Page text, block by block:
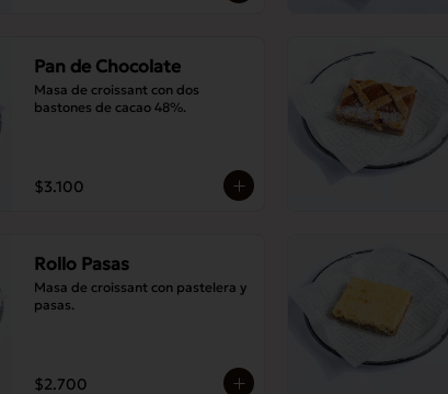
Pan de Chocolate
Masa de croissant con dos
bastones de cacao 48%.
$3.100
Rollo Pasas
Masa de croissant con pastelera y
pasas.
$2.700